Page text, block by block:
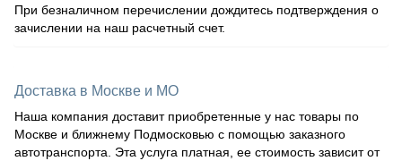
При безналичном перечислении дождитесь подтверждения о
зачислении на наш расчетный счет.
Доставка в Москве и МО
Наша компания доставит приобретенные у нас товары по
Москве и ближнему Подмосковью с помощью заказного
автотранспорта. Эта услуга платная, ее стоимость зависит от